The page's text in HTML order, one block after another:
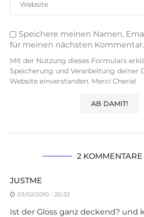
Speichere meinen Namen,
für meinen nächsten Kommentar.
Mit der Nutzung dieses Formulars
Speicherung und Verarbeitung deiner
Website einverstanden. Merci Cherie!
2 KOMMENTARE
JUSTME
03/02/2010 - 20:32
Ist der Gloss ganz deckend? und